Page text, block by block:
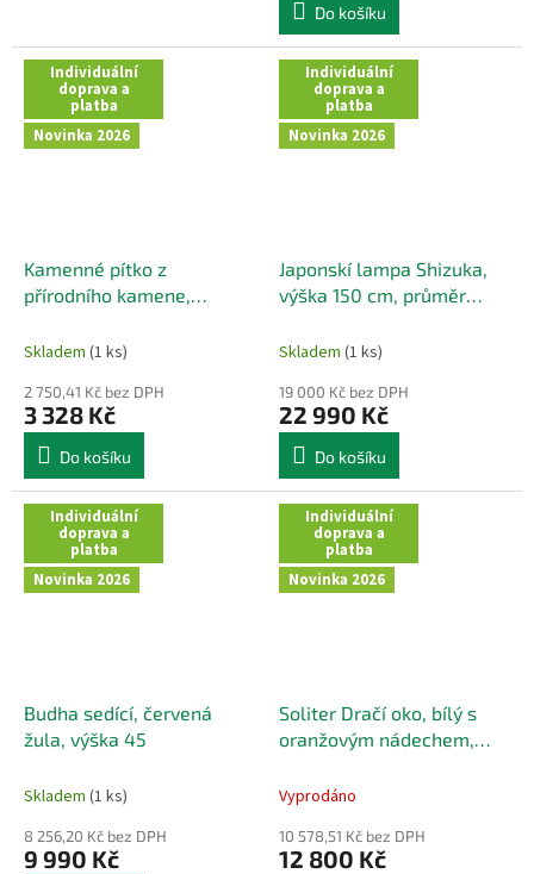
Do košíku
Individuální
doprava a
platba
Novinka 2026
Kamenné pítko z
přírodního kamene,
cm
Skladem (1 ks)
2 750,41 Kč bez DPH
3 328 Kč
Do košíku
Individuální
doprava a
platba
Novinka 2026
Japonskí lampa Shizuka,
výška 150 cm, průměr
Skladem (1 ks)
19 000 Kč bez DPH
22 990 Kč
Do košíku
Individuální
doprava a
platba
Novinka 2026
Budha sedící, červená
žula, výška 45
Skladem (1 ks)
8 256,20 Kč bez DPH
9 990 Kč
Individuální
doprava a
platba
Novinka 2026
Soliter Dračí oko, bílý s
oranžovým nádechem,
Vyprodáno
10 578,51 Kč bez DPH
12 800 Kč